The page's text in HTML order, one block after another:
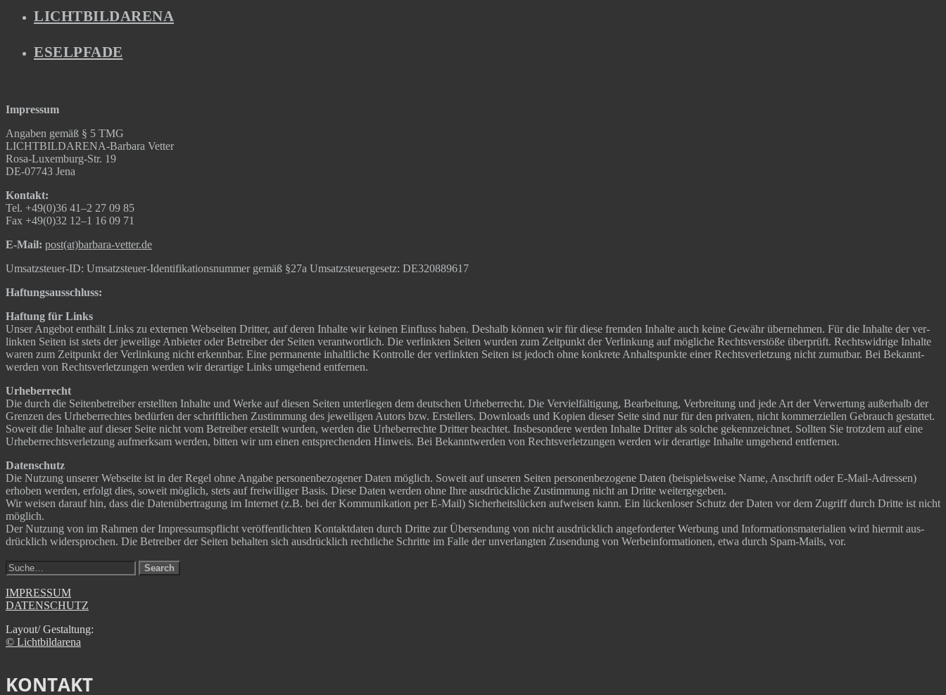
LICHTBILDARENA
ESELPFADE
Impres­sum
Anga­ben gemäß § 5 TMG
LICHT­BILDA­RE­NA-Bar­ba­ra Vetter
Rosa-Luxem­burg-Str. 19
DE-07743 Jena
Kon­takt:
Tel. +49(0)36 41–2 27 09 85
Fax +49(0)32 12–1 16 09 71
E‑Mail: post(at)barbara-vetter.de
Umsatz­steu­er-ID: Umsatz­steu­er-Iden­ti­fi­ka­ti­ons­num­mer gemäß §27a Umsatz­steu­er­ge­setz: DE320889617
Haf­tungs­aus­schluss:
Haf­tung für Links
Unser Ange­bot ent­hält Links zu exter­nen Web­sei­ten Drit­ter, auf deren Inhal­te wir kei­nen Ein­fluss haben. Des­halb kön­nen wir für die­se frem­den Inhal­te auch kei­ne Gewähr über­neh­men. Für die Inhal­te der ver­
link­ten Sei­ten ist stets der jewei­li­ge Anbie­ter oder Betrei­ber der Sei­ten ver­ant­wort­lich. Die ver­link­ten Sei­ten wur­den zum Zeit­punkt der Ver­lin­kung auf mög­li­che Rechts­ver­stö­ße über­prüft. Rechts­wid­ri­ge Inhal­te
waren zum Zeit­punkt der Ver­lin­kung nicht erkenn­bar. Eine per­ma­nen­te inhalt­li­che Kon­trol­le der ver­link­ten Sei­ten ist jedoch ohne kon­kre­te Anhalts­punk­te einer Rechts­ver­let­zung nicht zumut­bar. Bei Bekannt­
wer­den von Rechts­ver­let­zun­gen wer­den wir der­ar­ti­ge Links umge­hend entfernen.
Urhe­ber­recht
Die durch die Sei­ten­be­trei­ber erstell­ten Inhal­te und Wer­ke auf die­sen Sei­ten unter­lie­gen dem deut­schen Urhe­ber­recht. Die Ver­viel­fäl­ti­gung, Bear­bei­tung, Ver­brei­tung und jede Art der Ver­wer­tung außer­halb der
Gren­zen des Urhe­ber­rech­tes bedür­fen der schrift­li­chen Zustim­mung des jewei­li­gen Autors bzw. Erstel­lers. Down­loads und Kopien die­ser Sei­te sind nur für den pri­va­ten, nicht kom­mer­zi­el­len Gebrauch gestat­tet.
Soweit die Inhal­te auf die­ser Sei­te nicht vom Betrei­ber erstellt wur­den, wer­den die Urhe­ber­rech­te Drit­ter beach­tet. Ins­be­son­de­re wer­den Inhal­te Drit­ter als sol­che gekenn­zeich­net. Soll­ten Sie trotz­dem auf eine
Urhe­ber­rechts­ver­let­zung auf­merk­sam wer­den, bit­ten wir um einen ent­spre­chen­den Hin­weis. Bei Bekannt­wer­den von Rechts­ver­let­zun­gen wer­den wir der­ar­ti­ge Inhal­te umge­hend entfernen.
Daten­schutz
Die Nut­zung unse­rer Web­sei­te ist in der Regel ohne Anga­be per­so­nen­be­zo­ge­ner Daten mög­lich. Soweit auf unse­ren Sei­ten per­so­nen­be­zo­ge­ne Daten (bei­spiels­wei­se Name, Anschrift oder E‑Mail-Adres­sen)
erho­ben wer­den, erfolgt dies, soweit mög­lich, stets auf frei­wil­li­ger Basis. Die­se Daten wer­den ohne Ihre aus­drück­li­che Zustim­mung nicht an Drit­te weitergegeben.
Wir wei­sen dar­auf hin, dass die Daten­über­tra­gung im Inter­net (z.B. bei der Kom­mu­ni­ka­ti­on per E‑Mail) Sicher­heits­lü­cken auf­wei­sen kann. Ein lücken­lo­ser Schutz der Daten vor dem Zugriff durch Drit­te ist nicht
möglich.
Der Nut­zung von im Rah­men der Impres­sums­pflicht ver­öf­fent­lich­ten Kon­takt­da­ten durch Drit­te zur Über­sen­dung von nicht aus­drück­lich ange­for­der­ter Wer­bung und Infor­ma­ti­ons­ma­te­ria­li­en wird hier­mit aus­
drück­lich wider­spro­chen. Die Betrei­ber der Sei­ten behal­ten sich aus­drück­lich recht­li­che Schrit­te im Fal­le der unver­lang­ten Zusen­dung von Wer­be­infor­ma­tio­nen, etwa durch Spam-Mails, vor.
IMPRESSUM
DATENSCHUTZ
Layout/ Gestal­tung:
© Licht­bilda­re­na
KONTAKT